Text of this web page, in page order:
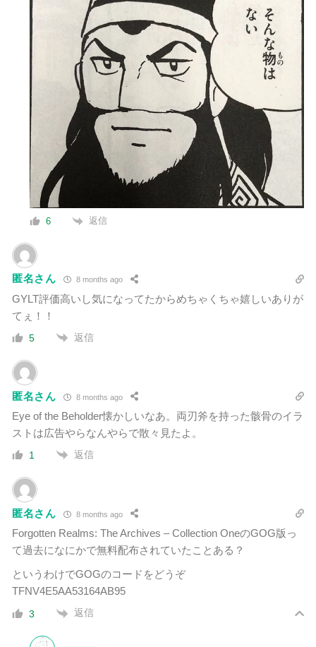
6 返信
匿名さん 8 months ago
GYLT評価高いし気になってたからめちゃくちゃ嬉しいありが
てぇ！！
5 返信
匿名さん 8 months ago
Eye of the Beholder懐かしいなあ。両刃斧を持った骸骨のイラ
ストは広告やらなんやらで散々見たよ。
1 返信
匿名さん 8 months ago
Forgotten Realms: The Archives – Collection OneのGOG版っ
て過去になにかで無料配布されていたことある？
というわけでGOGのコードをどうぞ
TFNV4E5AA53164AB95
3 返信